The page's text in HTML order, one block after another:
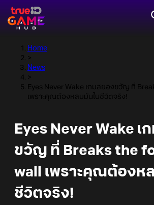
Home
>
News
>
Eyes Never Wake เกมสยองขวัญ ที่
เพราะคุณต้องหลบมันในชีวิตจริง!
Eyes Never Wake เ
ขวัญ ที่ Breaks the
wall เพราะคุณต้องห
ชีวิตจริง!